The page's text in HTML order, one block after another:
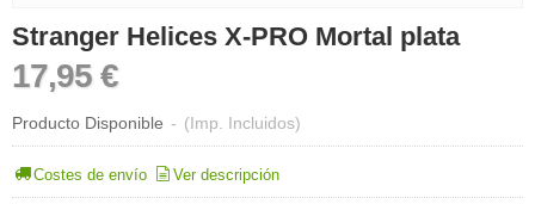
​Stranger Helices X-PRO Mortal plata
17,95 €
Producto Disponible - (Imp. Incluidos)
Costes de envío Ver descripción